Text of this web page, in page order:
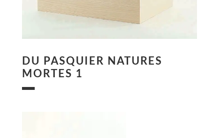
DU PASQUIER NATURES
MORTES 1